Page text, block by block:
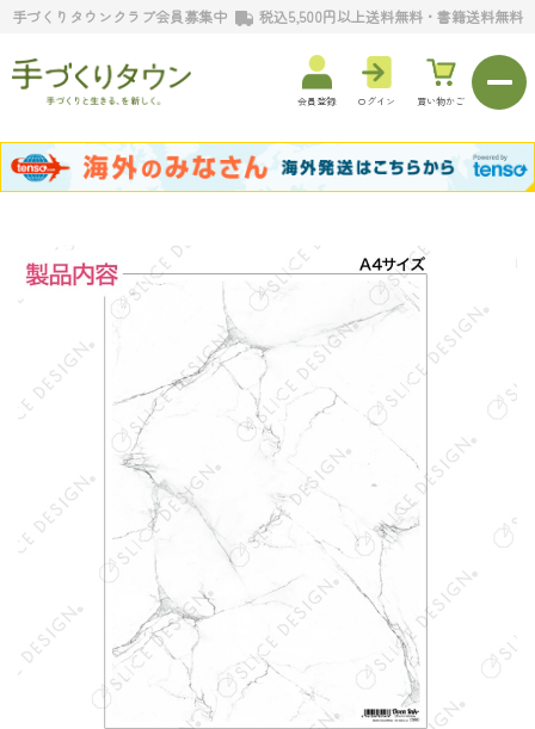
手づくりタウンクラブ会員募集中 税込5,500円以上送料無料・書籍送料無料
会員登録 ログイン 買い物かご